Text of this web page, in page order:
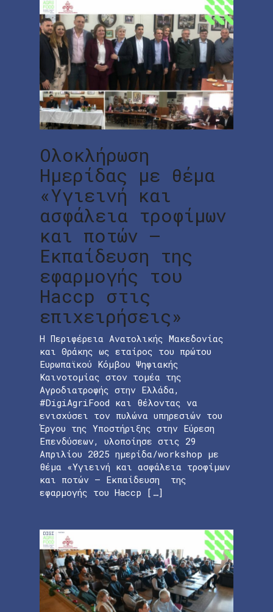
Ολοκλήρωση
Ημερίδας με θέμα
«Υγιεινή και
ασφάλεια τροφίμων
και ποτών –
Εκπαίδευση της
εφαρμογής του
Haccp στις
επιχειρήσεις»
Η Περιφέρεια Ανατολικής Μακεδονίας
και Θράκης ως εταίρος του πρώτου
Ευρωπαϊκού Κόμβου Ψηφιακής
Καινοτομίας στον τομέα της
Αγροδιατροφής στην Ελλάδα,
#DigiAgriFood και θέλοντας να
ενισχύσει τον πυλώνα υπηρεσιών του
Έργου της Υποστήριξης στην Εύρεση
Επενδύσεων, υλοποίησε στις 29
Απριλίου 2025 ημερίδα/workshop με
θέμα «Υγιεινή και ασφάλεια τροφίμων
και ποτών – Εκπαίδευση της
εφαρμογής του Haccp […]